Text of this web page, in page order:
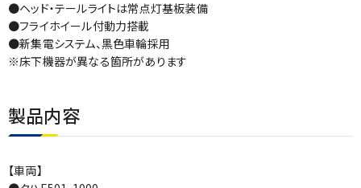
●ヘッド・テールライトは常点灯基板装備
●フライホイール付動力搭載
●新集電システム、黒色車輪採用
※床下機器が異なる箇所があります
製品内容
【車両】